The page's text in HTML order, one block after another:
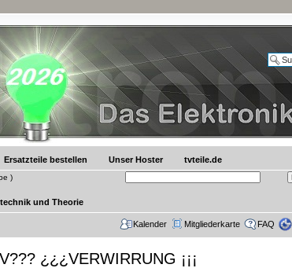
Ersatzteile bestellen Unser Hoster tvteile.de
)
und Theorie
Kalender Mitgliederkarte FAQ
¿¿¿VERWIRRUNG ¡¡¡